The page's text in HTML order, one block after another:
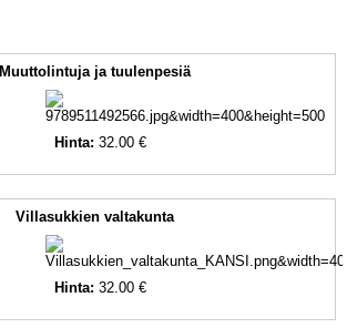
Muuttolintuja ja tuulenpesiä
Hinta: 32.00 €
Villasukkien valtakunta
Hinta: 32.00 €